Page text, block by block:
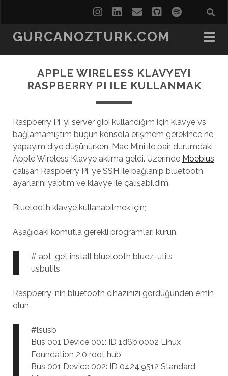
instagram
linkedin
emailgithubspotify
GURCANOZTURK.COM
APPLE WIRELESS KLAVYEYI
RASPBERRY PI ILE KULLANMAK
Raspberry Pi ‘yi server gibi kullandığım için klavye vs
bağlamamıştım bugün konsola erişmem gerekince ne
yapayım diye düşünürken, Mac Mini ile pair durumdaki
Apple Wireless Klavye aklıma geldi. Üzerinde Moebius
çalışan Raspberry Pi ‘ye SSH ile bağlanıp bluetooth
ayarlarını yaptım ve klavye ile çalışabildim.
Bluetooth klavye kullanabilmek için;
Aşağıdaki komutla gerekli programları kurun.
# apt-get install bluetooth bluez-utils
usbutils
Raspberry ‘nin bluetooth cihazınızı gördüğünden emin
olun.
#lsusb
Bus 001 Device 001: ID 1d6b:0002 Linux
Foundation 2.0 root hub
Bus 001 Device 002: ID 0424:9512 Standard